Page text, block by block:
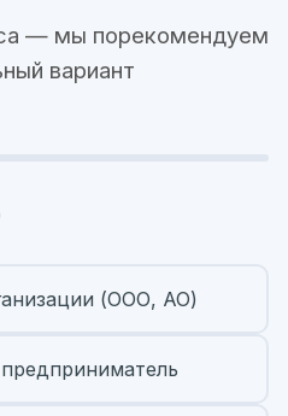
— мы порекомендуем
вариант
(ООО, АО)